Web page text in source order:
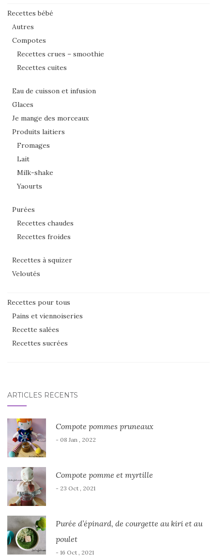
Recettes bébé
Autres
Compotes
Recettes crues – smoothie
Recettes cuites
Eau de cuisson et infusion
Glaces
Je mange des morceaux
Produits laitiers
Fromages
Lait
Milk-shake
Yaourts
Purées
Recettes chaudes
Recettes froides
Recettes à squizer
Veloutés
Recettes pour tous
Pains et viennoiseries
Recette salées
Recettes sucrées
ARTICLES RÉCENTS
Compote pommes pruneaux
- 08 Jan , 2022
Compote pomme et myrtille
- 23 Oct , 2021
Purée d’épinard, de courgette au kiri et au
poulet
- 16 Oct , 2021